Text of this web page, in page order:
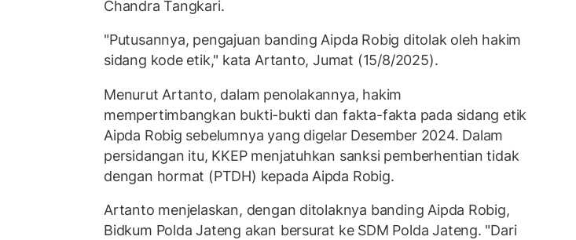
Chandra Tangkari.
"Putusannya, pengajuan banding Aipda Robig ditolak oleh hakim
sidang kode etik," kata Artanto, Jumat (15/8/2025).
Menurut Artanto, dalam penolakannya, hakim
mempertimbangkan bukti-bukti dan fakta-fakta pada sidang etik
Aipda Robig sebelumnya yang digelar Desember 2024. Dalam
persidangan itu, KKEP menjatuhkan sanksi pemberhentian tidak
dengan hormat (PTDH) kepada Aipda Robig.
Artanto menjelaskan, dengan ditolaknya banding Aipda Robig,
Bidkum Polda Jateng akan bersurat ke SDM Polda Jateng. "Dari